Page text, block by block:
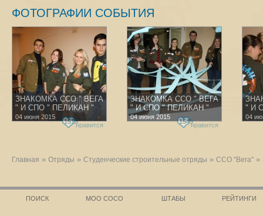
ФОТОГРАФИИ СОБЫТИЯ
ЗНАКОМКА ССО " ВЕГА
" И СПО " ПЕЛИКАН "
04 июня 2015
1515нравится
ЗНАКОМКА ССО " ВЕГА
" И СПО " ПЕЛИКАН "
04 июня 2015
1543нравится
" И
04
Главная » Отряды » Студенческие строительные отряды » ССО "Вега"»
ПОИСК МОО СОСО ШТАБЫ РЕЙТИНГИ